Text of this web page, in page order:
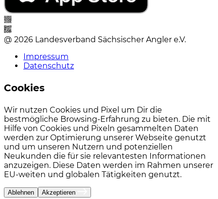
@ 2026 Landesverband Sächsischer Angler e.V.
Impressum
Datenschutz
Cookies
Wir nutzen Cookies und Pixel um Dir die
bestmögliche Browsing-Erfahrung zu bieten. Die mit
Hilfe von Cookies und Pixeln gesammelten Daten
werden zur Optimierung unserer Webseite genutzt
und um unseren Nutzern und potenziellen
Neukunden die für sie relevantesten Informationen
anzuzeigen. Diese Daten werden im Rahmen unserer
EU-weiten und globalen Tätigkeiten genutzt.
Ablehnen Akzeptieren